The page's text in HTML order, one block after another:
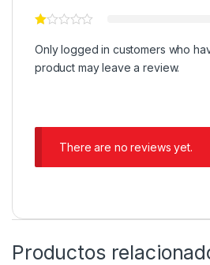
Only logged in customers who
product may leave a review.
There are no reviews yet.
Productos